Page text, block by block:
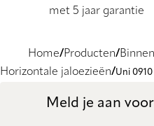
met 5 jaar garantie
Home Producten
Horizontale jaloezieën
Uni
Meld je aan